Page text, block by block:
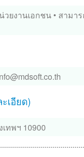
วยงานเอกชน • สามา
เอียด)
ทพฯ 10900